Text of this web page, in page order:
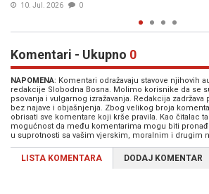
30. Jun. 2026
Komentari - Ukupno 0
NAPOMENA: Komentari odražavaju stavove njihovih
redakcije Slobodna Bosna. Molimo korisnike da se
psovanja i vulgarnog izražavanja. Redakcija
bez najave i objašnjenja. Zbog velikog broja
obrisati sve komentare koji krše pravila. Kao čitalac
mogućnost da među komentarima mogu biti
u suprotnosti sa vašim vjerskim, moralnim i drugim
LISTA KOMENTARA DODAJ KOMENTAR